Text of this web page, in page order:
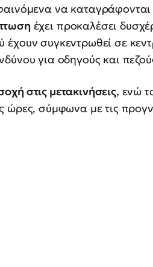
να
έχει προκαλέσει
έχουν συγκεντρωθεί σε
για οδηγούς και
στις μετακινήσεις, ενώ
ώρες, σύμφωνα με τις